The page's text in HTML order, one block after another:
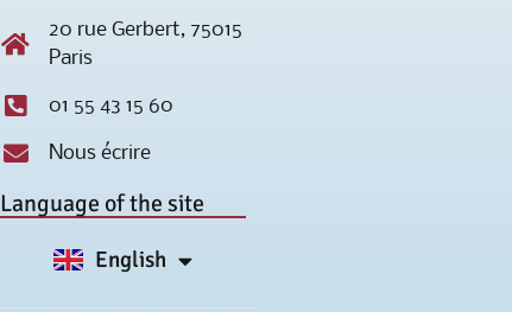
20 rue Gerbert, 75015
Paris
01 55 43 15 60
Nous écrire
Language of the site
English
Français